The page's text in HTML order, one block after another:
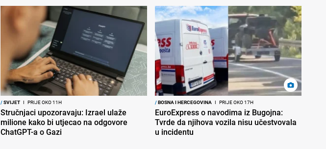
/SVIJET I PRIJE OKO 11H
Stručnjaci upozoravaju: Izrael ulaže
milione kako bi utjecao na odgovore
ChatGPT-a o Gazi
/BOSNA I HERCEGOVINA I PRIJE OKO 17H
EuroExpress o navodima iz Bugojna:
Tvrde da njihova vozila nisu učestvovala
u incidentu